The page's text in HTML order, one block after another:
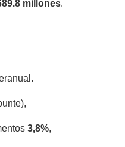
millones.
3,8%,